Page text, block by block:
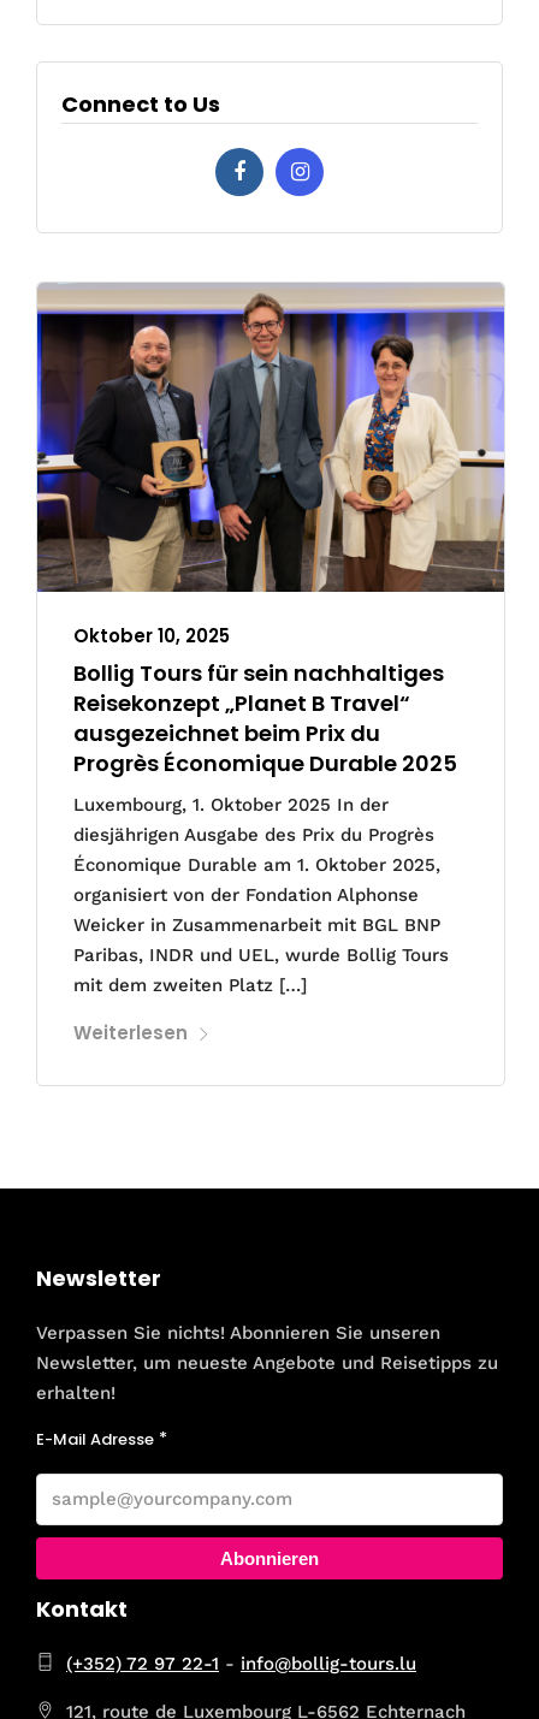
Oktober 10, 2025
Bollig Tours für sein nachhaltiges
Reisekonzept „Planet B Travel“
ausgezeichnet beim Prix du
Progrès Économique Durable 2025
Luxembourg, 1. Oktober 2025 In der
diesjährigen Ausgabe des Prix du Progrès
Économique Durable am 1. Oktober 2025,
organisiert von der Fondation Alphonse
Weicker in Zusammenarbeit mit BGL BNP
Paribas, INDR und UEL, wurde Bollig Tours
mit dem zweiten Platz […]
Weiterlesen
Connect to Us
Newsletter
Verpassen Sie nichts! Abonnieren Sie unseren
Newsletter, um neueste Angebote und Reisetipps zu
erhalten!
E-Mail Adresse
Abonnieren
Kontakt
(+352) 72 97 22-1 - info@bollig-tours.lu
121, route de Luxembourg L-6562 Echternach